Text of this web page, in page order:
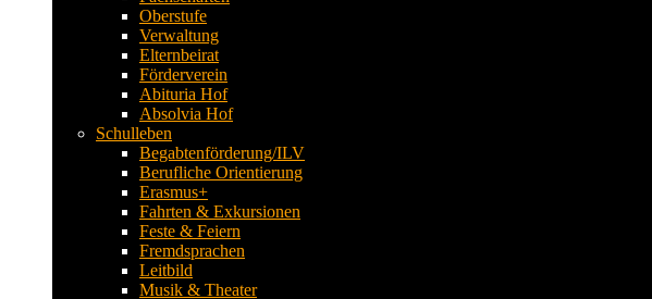
Oberstufe
Verwaltung
Elternbeirat
Förderverein
Abituria Hof
Absolvia Hof
Schulleben
Begabtenförderung/ILV
Berufliche Orientierung
Erasmus+
Fahrten & Exkursionen
Feste & Feiern
Fremdsprachen
Leitbild
Musik & Theater